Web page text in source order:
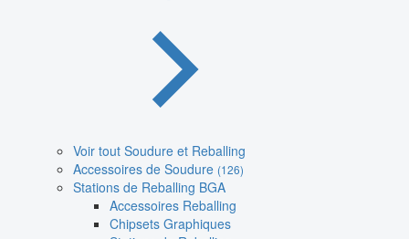
Voir tout Soudure et Reballing
Accessoires de Soudure (126)
Stations de Reballing BGA
Accessoires Reballing
Chipsets Graphiques